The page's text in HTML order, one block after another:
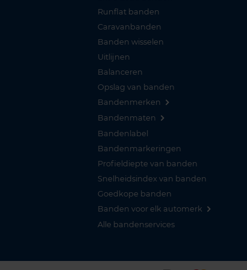
Runflat banden
Caravanbanden
Banden wisselen
Uitlijnen
Balanceren
Opslag van banden
Bandenmerken
Bandenmaten
Bandenlabel
Bandenmarkeringen
Profieldiepte van banden
Snelheidsindex van banden
Goedkope banden
Banden voor elk automerk
Alle bandenservices